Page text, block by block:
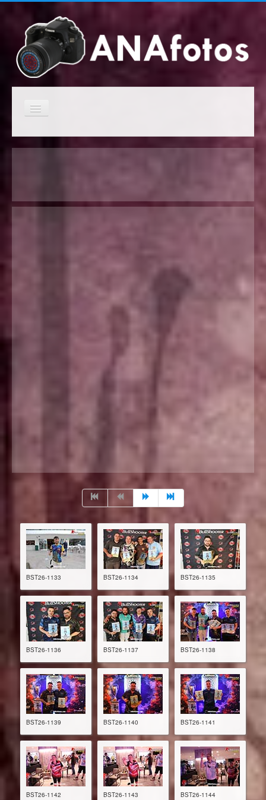
Cambiar
navegación
Inicio
Clasificaciones de los campeonatos
BST26-1133 BST26-1134 BST26-1135
BST26-1136 BST26-1137 BST26-1138
BST26-1139 BST26-1140 BST26-1141
BST26-1142 BST26-1143 BST26-1144